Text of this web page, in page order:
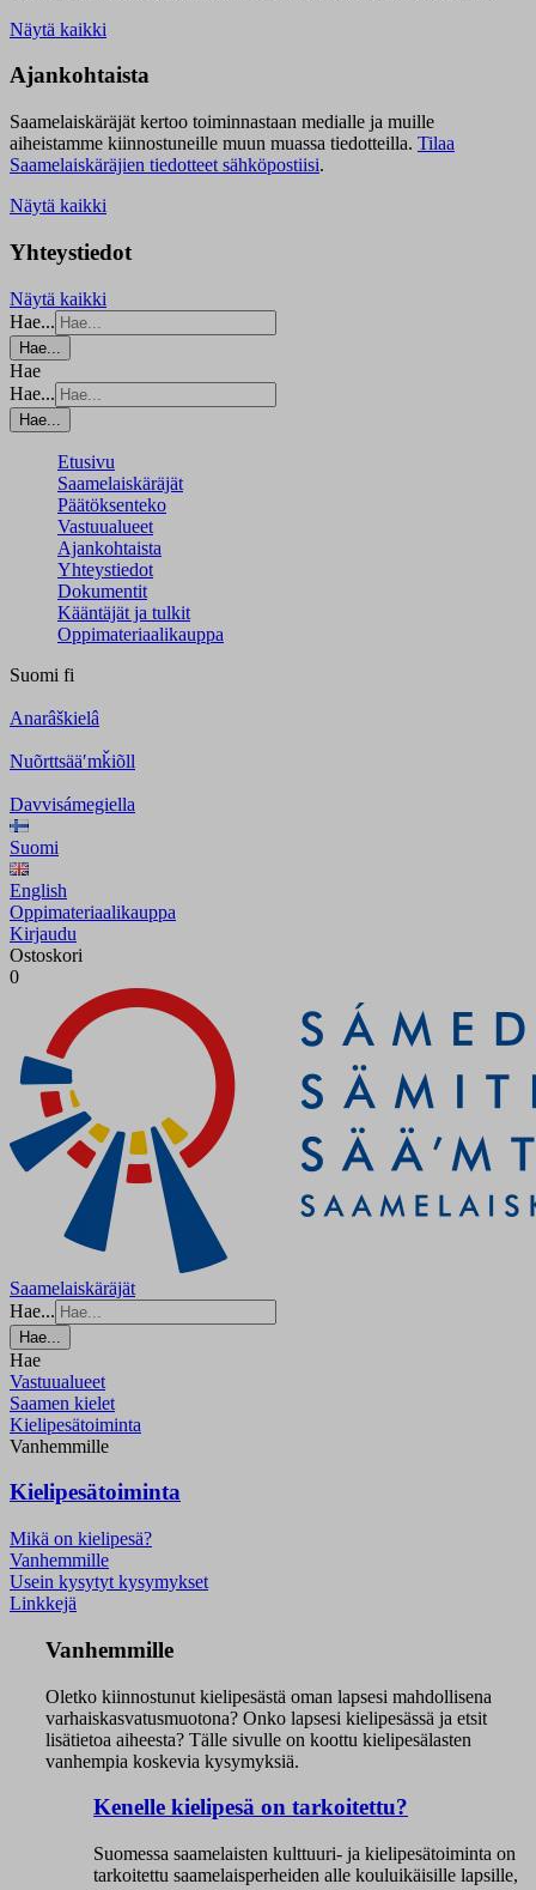
Näytä kaikki
Ajankohtaista
Saamelaiskäräjät kertoo toiminnastaan medialle ja muille
aiheistamme kiinnostuneille muun muassa tiedotteilla. Tilaa
Saamelaiskäräjien tiedotteet sähköpostiisi.
Näytä kaikki
Yhteystiedot
Näytä kaikki
Hae...
Hae...
Hae
Hae...
Hae...
Etusivu
Saamelaiskäräjät
Päätöksenteko
Vastuualueet
Ajankohtaista
Yhteystiedot
Dokumentit
Kääntäjät ja tulkit
Oppimateriaalikauppa
Suomi fi
Anarâškielâ
Nuõrttsääʹmǩiõll
Davvisámegiella
Suomi
English
Oppimateriaalikauppa
Kirjaudu
Ostoskori
0
Saamelaiskäräjät
Hae...
Hae...
Hae
Vastuualueet
Saamen kielet
Kielipesätoiminta
Vanhemmille
Kielipesätoiminta
Mikä on kielipesä?
Vanhemmille
Usein kysytyt kysymykset
Linkkejä
Vanhemmille
Oletko kiinnostunut kielipesästä oman lapsesi mahdollisena
varhaiskasvatusmuotona? Onko lapsesi kielipesässä ja etsit
lisätietoa aiheesta? Tälle sivulle on koottu kielipesälasten
vanhempia koskevia kysymyksiä.
Kenelle kielipesä on tarkoitettu?
Suomessa saamelaisten kulttuuri- ja kielipesätoiminta on
tarkoitettu saamelaisperheiden alle kouluikäisille lapsille,